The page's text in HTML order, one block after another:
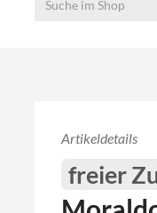
Artikeldetails
freier